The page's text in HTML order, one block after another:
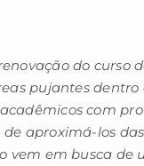
do curso
pujantes dentro
com
aproximá-los
vem em busca